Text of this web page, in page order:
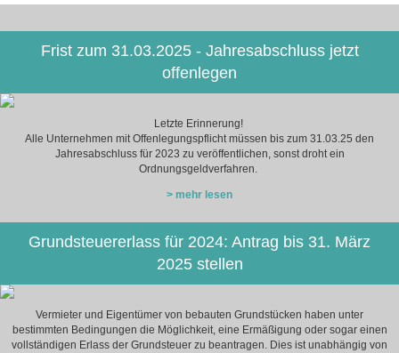
Frist zum 31.03.2025 - Jahresabschluss jetzt
offenlegen
Letzte Erinnerung!
Alle Unternehmen mit Offenlegungspflicht müssen bis zum 31.03.25 den
Jahresabschluss für 2023 zu veröffentlichen, sonst droht ein
Ordnungsgeldverfahren.
> mehr lesen
Grundsteuererlass für 2024: Antrag bis 31. März
2025 stellen
Vermieter und Eigentümer von bebauten Grundstücken haben unter
bestimmten Bedingungen die Möglichkeit, eine Ermäßigung oder sogar einen
vollständigen Erlass der Grundsteuer zu beantragen. Dies ist unabhängig von